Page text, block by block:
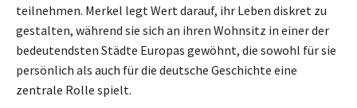
teilnehmen. Merkel legt Wert darauf, ihr Leben diskret zu
gestalten, während sie sich an ihren Wohnsitz in einer der
bedeutendsten Städte Europas gewöhnt, die sowohl für sie
persönlich als auch für die deutsche Geschichte eine
zentrale Rolle spielt.